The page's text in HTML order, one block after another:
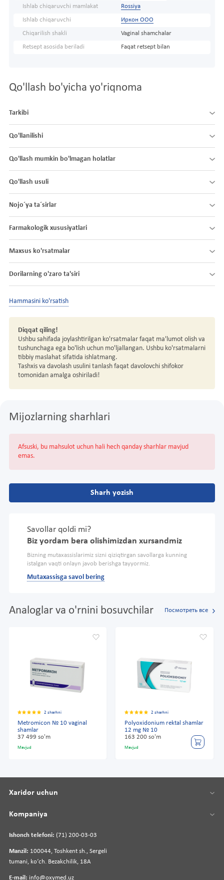
Ishlab chiqaruvchi mamlakat
Rossiya
Ishlab chiqaruvchi Иркон ООО
Chiqarilish shakli Vaginal shamchalar
Retsept asosida beriladi Faqat retsept bilan
Qo'llash bo'yicha yo'riqnoma
Tarkibi
Qo'llanilishi
Qo'llash mumkin bo'lmagan holatlar
Qo'llash usuli
Nojo´ya ta´sirlar
Farmakologik xususiyatlari
Maxsus ko'rsatmalar
Dorilarning o'zaro ta'siri
Hammasini ko'rsatish
Diqqat qiling!
Ushbu sahifada joylashtirilgan ko'rsatmalar faqat ma'lumot olish va
tushunchaga ega bo'lish uchun mo'ljallangan. Ushbu ko'rsatmalarni
tibbiy maslahat sifatida ishlatmang.
Tashxis va davolash usulini tanlash faqat davolovchi shifokor
tomonidan amalga oshiriladi!
Mijozlarning sharhlari
Afsuski, bu mahsulot uchun hali hech qanday sharhlar mavjud
emas.
Sharh yozish
Savollar qoldi mi?
Biz yordam bera olishimizdan xursandmiz
Bizning mutaxassislarimiz sizni qiziqtirgan savollarga kunning
istalgan vaqti onlayn javob berishga tayyormiz.
Mutaxassisga savol bering
Analoglar va o'rnini bosuvchilar Посмотреть все
2 sharhni
Metromicon № 10 vaginal
shamlar
37 499 so'm
Mavjud
2 sharhni
Polyoxidonium rektal shamlar
12 mg № 10
163 200 so'm
Mavjud
Ishonch telefoni: (71) 200-03-03
Manzil: 100044, Toshkent sh., Sergeli
tumani, koʻch. Bezakchilik, 18A
E-mail: info@oxymed.uz
Xaridor uchun
Kompaniya